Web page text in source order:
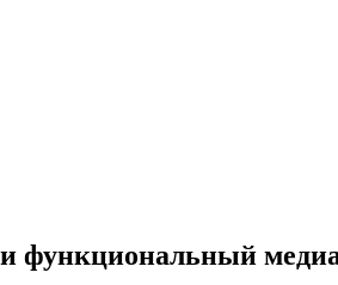
функциональный